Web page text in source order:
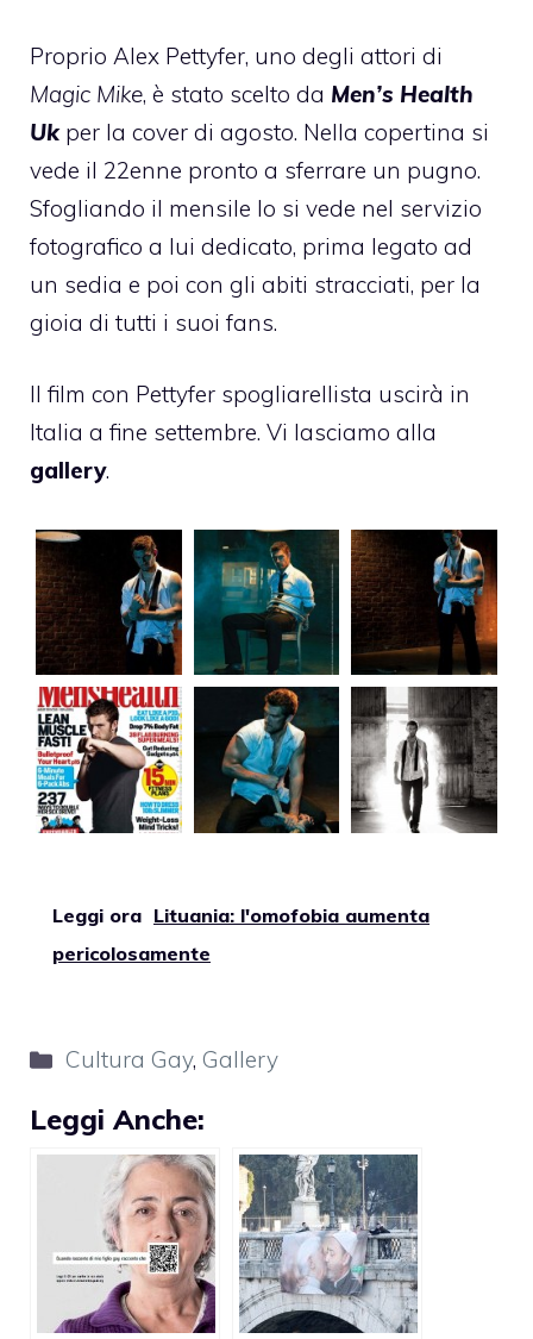
Proprio Alex Pettyfer, uno degli attori di
Magic Mike, è stato scelto da Men’s Health
Ukper la cover di agosto. Nella copertina si
vede il 22enne pronto a sferrare un pugno.
Sfogliando il mensile lo si vede nel servizio
fotografico a lui dedicato, prima legato ad
un sedia e poi con gli abiti stracciati, per la
gioia di tutti i suoi fans.
Il film con Pettyfer spogliarellista uscirà in
Italia a fine settembre. Vi lasciamo alla
gallery.
Leggi ora Lituania: l'omofobia aumenta
pericolosamente
Categorie
Cultura Gay, Gallery
Leggi Anche: